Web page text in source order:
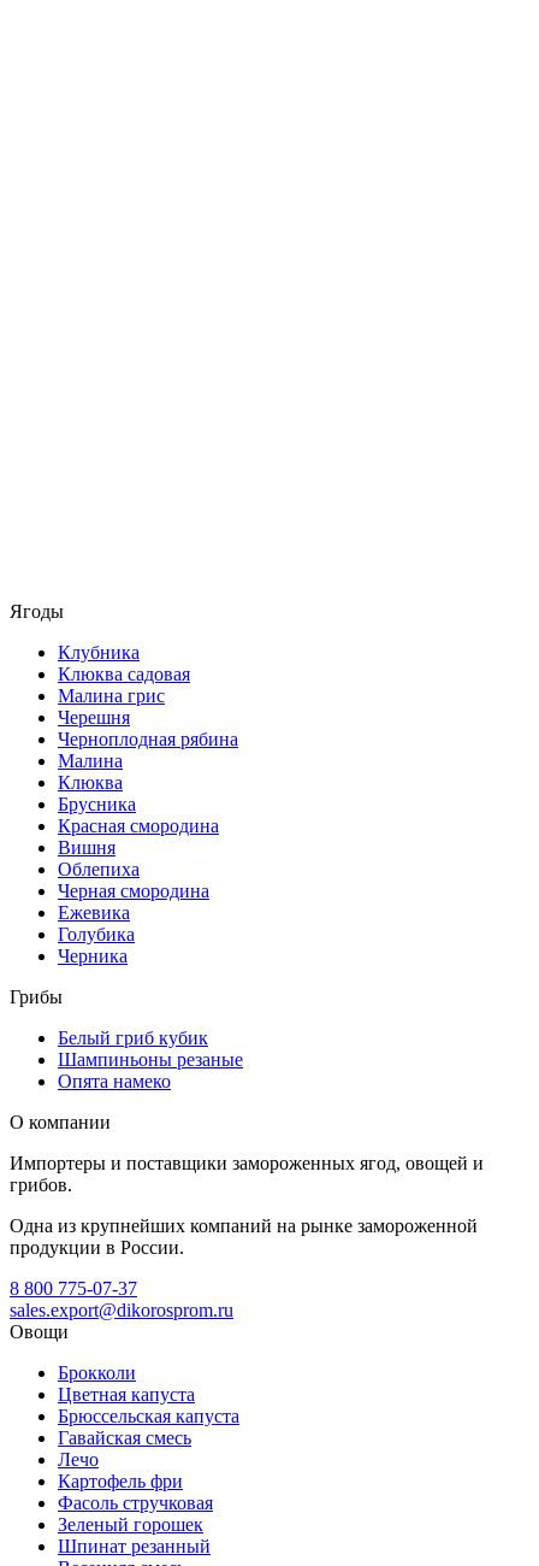
Ягоды
Клубника
Клюква садовая
Малина грис
Черешня
Черноплодная рябина
Малина
Клюква
Брусника
Красная смородина
Вишня
Облепиха
Черная смородина
Ежевика
Голубика
Черника
Грибы
Белый гриб кубик
Шампиньоны резаные
Опята намеко
О компании
Импортеры и поставщики замороженных ягод, овощей и
грибов.
Одна из крупнейших компаний на рынке замороженной
продукции в России.
8 800 775-07-37
sales.export@dikorosprom.ru
Овощи
Брокколи
Цветная капуста
Брюссельская капуста
Гавайская смесь
Лечо
Картофель фри
Фасоль стручковая
Зеленый горошек
Шпинат резанный